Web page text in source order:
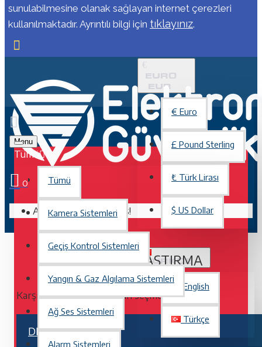
sunulabilmesine olanak sağlayan internet çerezleri
kullanılmaktadır. Ayrıntılı bilgi için tıklayınız.
€
EURO
EUR
€ Euro
£ Pound Sterling
₺ Türk Lirası
$ US Dollar
TÜRKÇE
English
Türkçe
Menu
Tümü
Tümü
Kamera Sistemleri
Geçiş Kontrol Sistemleri
Yangın & Gaz Algılama Sistemleri
Ağ Ses Sistemleri
Alarm Sistemleri
0
Alışveriş sepetiniz boş!
ÜRÜN KARŞILAŞTIRMA
Karşılaştırmak için bir ürün seçmediniz.
DEVAM